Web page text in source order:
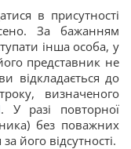
в присутності
За бажанням
інша особа, у
представник не
відкладається до
визначеного
. У разі повторної
без поважних
його відсутності.